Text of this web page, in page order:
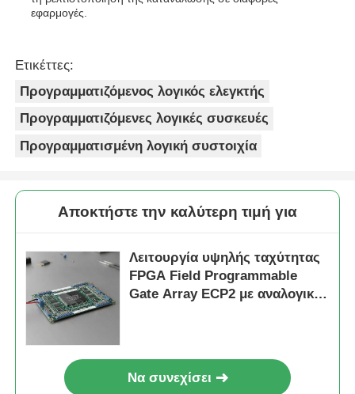
εφαρμογές.
Ετικέττες:
Προγραμματιζόμενος λογικός ελεγκτής
Προγραμματιζόμενες λογικές συσκευές
Προγραμματισμένη λογική συστοιχία
Αποκτήστε την καλύτερη τιμή για
Λειτουργία υψηλής ταχύτητας
FPGA Field Programmable
Gate Array ECP2 με αναλογική
Να συνεχίσει